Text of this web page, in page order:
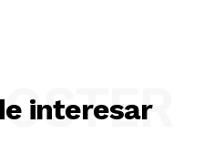
interesar